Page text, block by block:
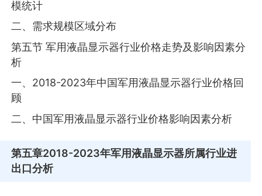
模统计
二、需求规模区域分布
第五节 军用液晶显示器行业价格走势及影响因素分
析
一、2018-2023年中国军用液晶显示器行业价格回
顾
二、中国军用液晶显示器行业价格影响因素分析
第五章2018-2023年军用液晶显示器所属行业进
出口分析